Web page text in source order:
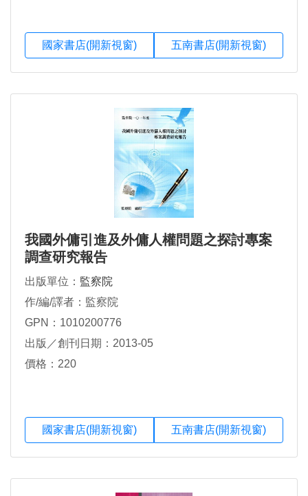
國家書店(開新視窗) 五南書店(開新視窗)
我國外傭引進及外傭人權問題之探討專案
調查研究報告
出版單位： 監察院
作/編/譯者：監察院
GPN：1010200776
出版／創刊日期：2013-05
價格：220
國家書店(開新視窗) 五南書店(開新視窗)